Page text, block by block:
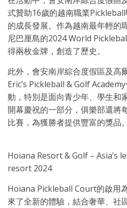
式贊助16歲的越南職業
的成長發展。作為越南最年輕的
尼巴厘島的2024 World
得兩枚金牌，創造了歷史。
此外，會安南岸綜合度假區及高
Eric’s Pickleball & Golf
動，特別是面向青少年、學生和
開幕慶祝的一部分，俱樂部還將
比賽，為獲勝者提供豐富的獎品。
Hoiana Resort & Golf – Asia’s
resort 2024
Hoiana Pickleball Court的啟用
來了全新的體驗，結合奢華、社